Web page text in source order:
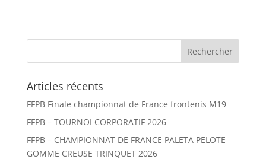
Articles récents
FFPB Finale championnat de France frontenis M19
FFPB – TOURNOI CORPORATIF 2026
FFPB – CHAMPIONNAT DE FRANCE PALETA PELOTE
GOMME CREUSE TRINQUET 2026